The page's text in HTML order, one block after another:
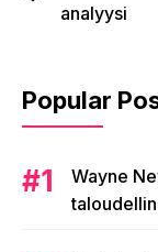
analyysi
Popular
Wayne